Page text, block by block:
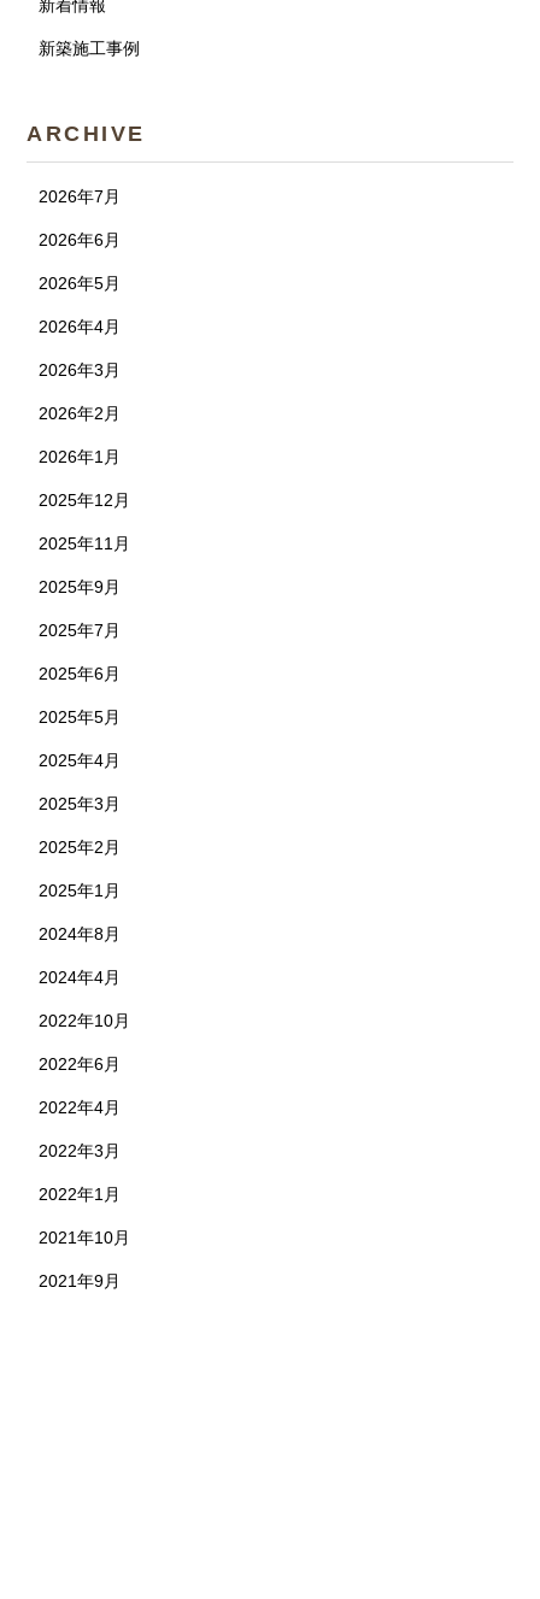
新着情報
新築施工事例
ARCHIVE
2026年7月
2026年6月
2026年5月
2026年4月
2026年3月
2026年2月
2026年1月
2025年12月
2025年11月
2025年9月
2025年7月
2025年6月
2025年5月
2025年4月
2025年3月
2025年2月
2025年1月
2024年8月
2024年4月
2022年10月
2022年6月
2022年4月
2022年3月
2022年1月
2021年10月
2021年9月